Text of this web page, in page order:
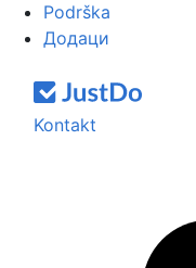
Podrška
Додаци
Kontakt